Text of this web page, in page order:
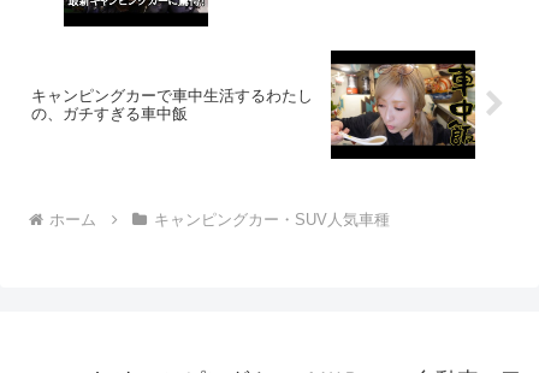
キャンピングカーで車中生活するわたし
の、ガチすぎる車中飯
ホーム キャンピングカー・SUV人気車種